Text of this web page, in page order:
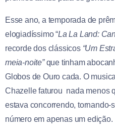
Esse ano, a temporada de
elogiadíssimo “La La Land:
recorde dos clássicos “Um
meia-noite”que tinham
Globos de Ouro cada. O
Chazelle faturou nada menos
estava concorrendo, tornando-
número em apenas um edição.